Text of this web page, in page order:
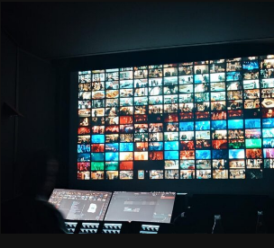
MARSBERG